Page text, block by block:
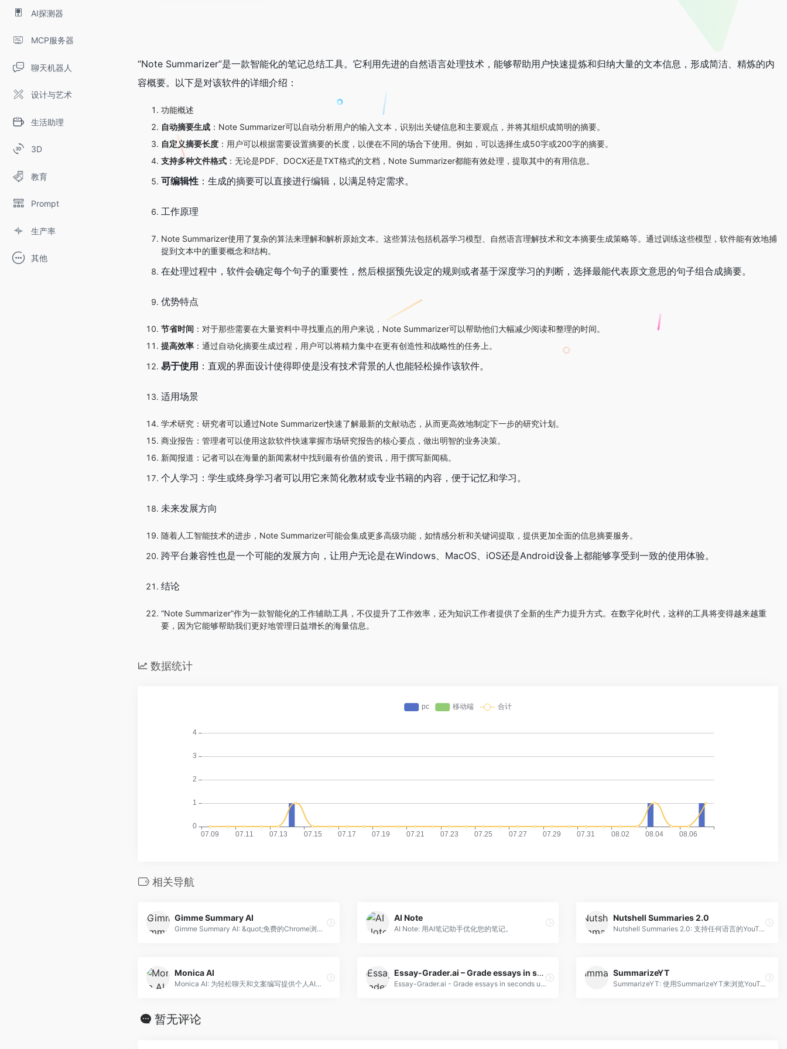
AI探测器
MCP服务器
聊天机器人
设计与艺术
生活助理
3D
教育
Prompt
生产率
其他
“Note Summarizer”是一款智能化的笔记总结工具。它利用先进的自然语言处理技术，能够帮助用户快速提炼和归纳大量的文本信息，形成简洁、精炼的内
容概要。以下是对该软件的详细介绍：
功能概述
自动摘要生成 ：Note Summarizer可以自动分析用户的输入文本，识别出关键信息和主要观点，并将其组织成简明的摘要。
自定义摘要长度 ：用户可以根据需要设置摘要的长度，以便在不同的场合下使用。例如，可以选择生成50字或200字的摘要。
支持多种文件格式 ：无论是PDF、DOCX还是TXT格式的文档，Note Summarizer都能有效处理，提取其中的有用信息。
可编辑性 ：生成的摘要可以直接进行编辑，以满足特定需求。
工作原理
Note Summarizer使用了复杂的算法来理解和解析原始文本。这些算法包括机器学习模型、自然语言理解技术和文本摘要生成策略等。通过训练这些模型，软件能有效地捕
捉到文本中的重要概念和结构。
在处理过程中，软件会确定每个句子的重要性，然后根据预先设定的规则或者基于深度学习的判断，选择最能代表原文意思的句子组合成摘要。
优势特点
节省时间 ：对于那些需要在大量资料中寻找重点的用户来说，Note Summarizer可以帮助他们大幅减少阅读和整理的时间。
提高效率 ：通过自动化摘要生成过程，用户可以将精力集中在更有创造性和战略性的任务上。
易于使用 ：直观的界面设计使得即使是没有技术背景的人也能轻松操作该软件。
适用场景
学术研究：研究者可以通过Note Summarizer快速了解最新的文献动态，从而更高效地制定下一步的研究计划。
商业报告：管理者可以使用这款软件快速掌握市场研究报告的核心要点，做出明智的业务决策。
新闻报道：记者可以在海量的新闻素材中找到最有价值的资讯，用于撰写新闻稿。
个人学习：学生或终身学习者可以用它来简化教材或专业书籍的内容，便于记忆和学习。
未来发展方向
随着人工智能技术的进步，Note Summarizer可能会集成更多高级功能，如情感分析和关键词提取，提供更加全面的信息摘要服务。
跨平台兼容性也是一个可能的发展方向，让用户无论是在Windows、MacOS、iOS还是Android设备上都能够享受到一致的使用体验。
结论
“Note Summarizer”作为一款智能化的工作辅助工具，不仅提升了工作效率，还为知识工作者提供了全新的生产力提升方式。在数字化时代，这样的工具将变得越来越重
要，因为它能够帮助我们更好地管理日益增长的海量信息。
数据统计
相关导航
Gimme Summary AI
Gimme Summary AI: &quot;免费的Chrome浏览器插件，使用AI驱动的神经网络模型对Web文章进行摘要。&quot;
AI Note
AI Note: 用AI笔记助手优化您的笔记。
Nutshell Summaries 2.0
Nutshell Summaries 2.0: 支持任何语言的YouTube摘要工具。
Monica AI
Monica AI: 为轻松聊天和文案编写提供个人AI助手。
Essay-Grader.ai – Grade essays in seconds using AI
Essay-Grader.ai - Grade essays in seconds using AI: 利用人工智能简化打分过程
SummarizeYT
SummarizeYT: 使用SummarizeYT来浏览YouTube视频时，可以通过总结YouTube视频来节省时间。
暂无评论